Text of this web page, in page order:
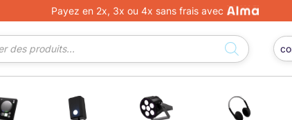
Payez en 2x, 3x ou 4x sans frais avec